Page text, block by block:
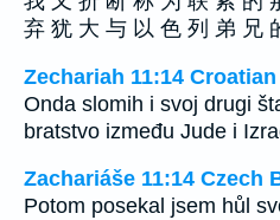
弃 犹 大 与 以 色 列 弟 兄
Zechariah 11:14
Onda slomih i svoj drugi
bratstvo između Jude i
Zachariáše 11:14 Czech
Potom posekal jsem hůl